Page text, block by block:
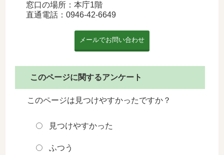
窓口の場所：本庁1階
直通電話： 0946-42-6649
このページに関するアンケート
このページは見つけやすかったですか？
見つけやすかった
ふつう